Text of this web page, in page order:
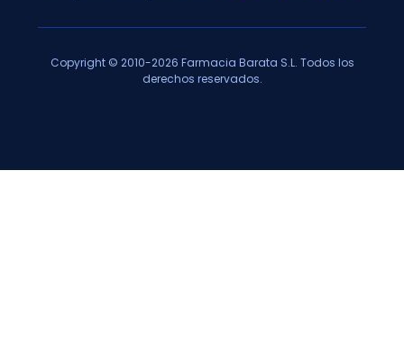
Copyright © 2010-2026 Farmacia Barata S.L. Todos los
derechos reservados.